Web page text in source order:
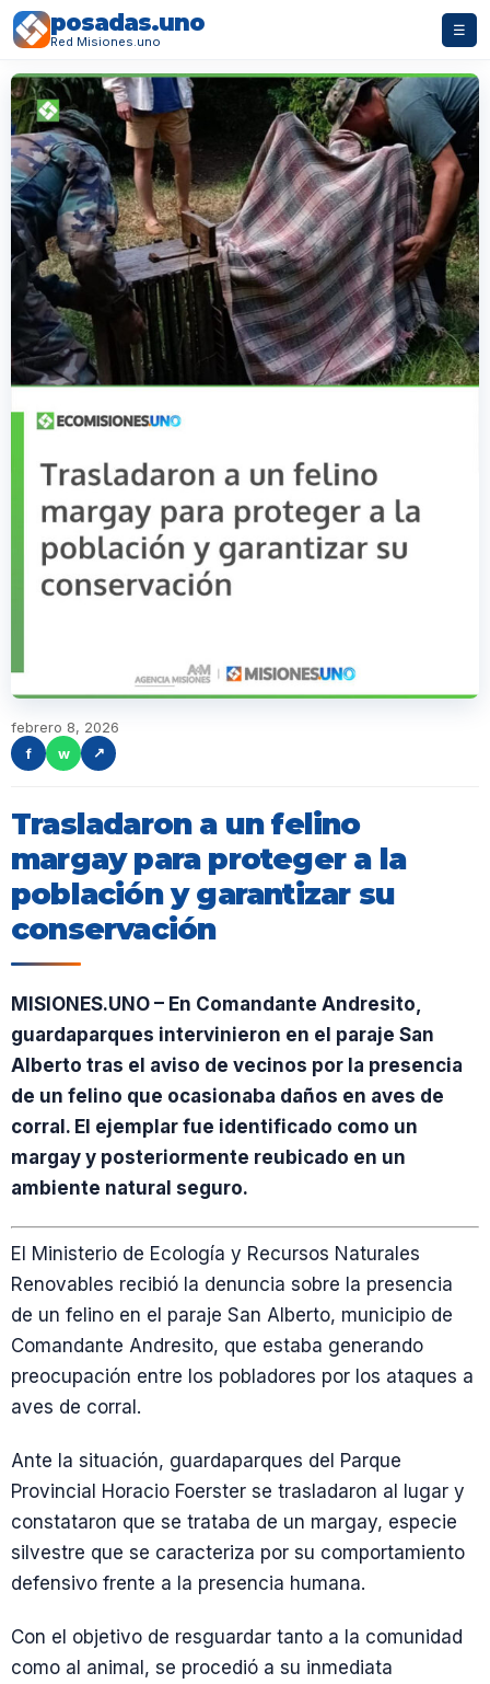
posadas.uno
Red Misiones.uno
☰
febrero 8, 2026
f
w ↗
Trasladaron a un felino
margay para proteger a la
población y garantizar su
conservación
MISIONES.UNO – En Comandante Andresito,
guardaparques intervinieron en el paraje San
Alberto tras el aviso de vecinos por la presencia
de un felino que ocasionaba daños en aves de
corral. El ejemplar fue identificado como un
margay y posteriormente reubicado en un
ambiente natural seguro.
El Ministerio de Ecología y Recursos Naturales
Renovables recibió la denuncia sobre la presencia
de un felino en el paraje San Alberto, municipio de
Comandante Andresito, que estaba generando
preocupación entre los pobladores por los ataques a
aves de corral.
Ante la situación, guardaparques del Parque
Provincial Horacio Foerster se trasladaron al lugar y
constataron que se trataba de un margay, especie
silvestre que se caracteriza por su comportamiento
defensivo frente a la presencia humana.
Con el objetivo de resguardar tanto a la comunidad
como al animal, se procedió a su inmediata